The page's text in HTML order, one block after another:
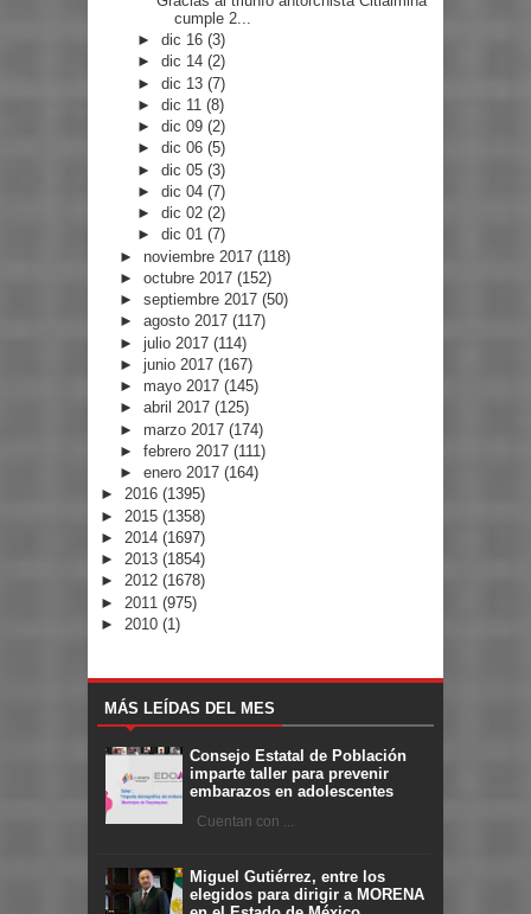
cumple 2...
►dic 16(3)
►dic 14(2)
►dic 13(7)
►dic 11(8)
►dic 09(2)
►dic 06(5)
►dic 05(3)
►dic 04(7)
►dic 02(2)
►dic 01(7)
► noviembre 2017 (118)
► octubre 2017 (152)
► septiembre 2017 (50)
► agosto 2017 (117)
► julio 2017 (114)
► junio 2017 (167)
► mayo 2017 (145)
► abril 2017 (125)
► marzo 2017 (174)
► febrero 2017 (111)
► enero 2017 (164)
► 2016 (1395)
► 2015 (1358)
► 2014 (1697)
► 2013 (1854)
► 2012 (1678)
► 2011 (975)
► 2010 (1)
MÁS LEÍDAS DEL MES
Consejo Estatal de Población
imparte taller para prevenir
embarazos en adolescentes
Cuentan con ...
Miguel Gutiérrez, entre los
elegidos para dirigir a MORENA